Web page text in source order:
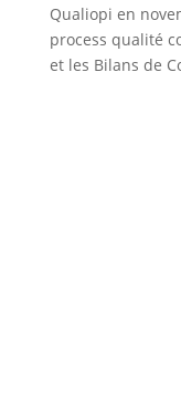
Qualiopi en
process qualité
et les Bilans de